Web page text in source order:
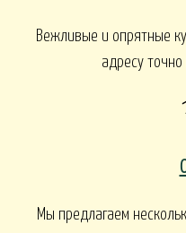
Вежливые и опрятные
адресу
Мы предлагаем